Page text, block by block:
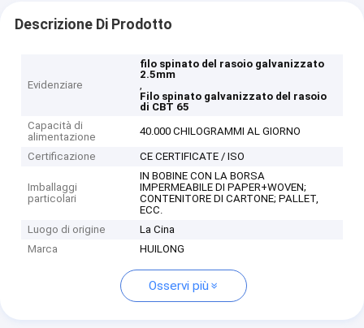
Descrizione Di Prodotto
Evidenziare
filo spinato del rasoio galvanizzato
2.5mm
,
Filo spinato galvanizzato del rasoio
di CBT 65
Capacità di
alimentazione
40.000 CHILOGRAMMI AL GIORNO
Certificazione CE CERTIFICATE / ISO
Imballaggi
particolari
IN BOBINE CON LA BORSA
IMPERMEABILE DI PAPER+WOVEN;
CONTENITORE DI CARTONE; PALLET,
ECC.
Luogo di origine
La Cina
Marca
HUILONG
Osservi più